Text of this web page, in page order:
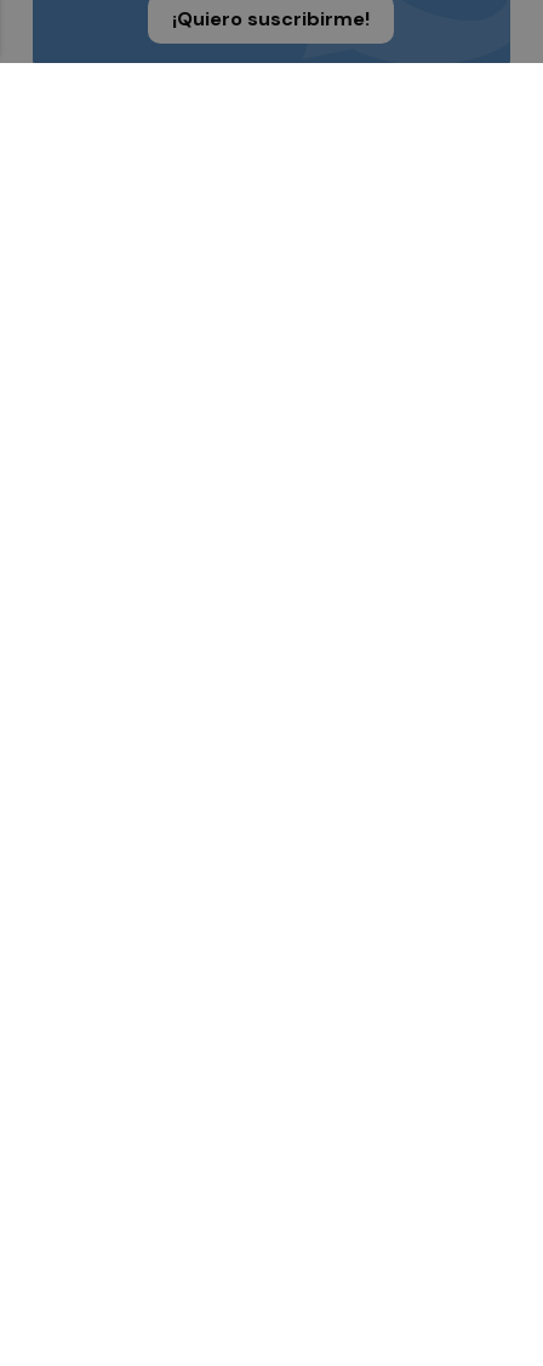
¡Quiero suscribirme!